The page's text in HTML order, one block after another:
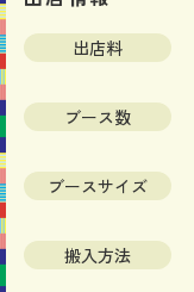
出店料
ブース数
ブースサイズ
搬入方法